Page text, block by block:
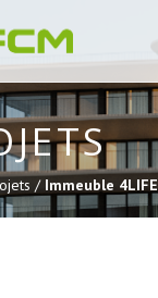
/ Immeuble 4LIFE